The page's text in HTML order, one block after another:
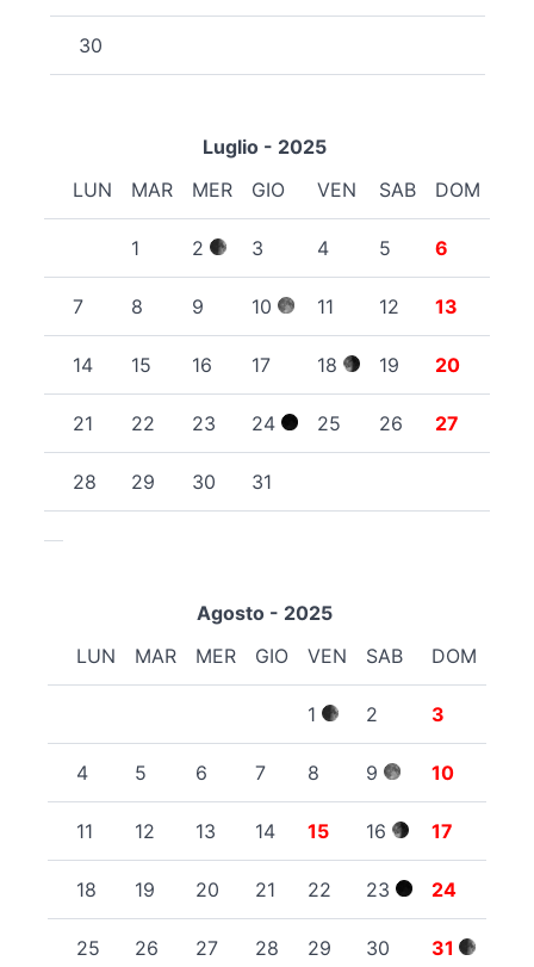
30
Luglio - 2025
LUN
MAR MER GIO VEN SAB DOM
1 2 3 4 5 6
7 8 9 10 11 12 13
14 15 16 17 18 19 20
21 22 23 24 25 26 27
28 29 30 31
Agosto - 2025
LUN
MAR MER GIO VEN SAB DOM
1 2 3
4 5 6 7 8 9 10
11 12 13 14 15 16 17
18 19 20 21 22 23 24
25 26 27 28 29 30 31